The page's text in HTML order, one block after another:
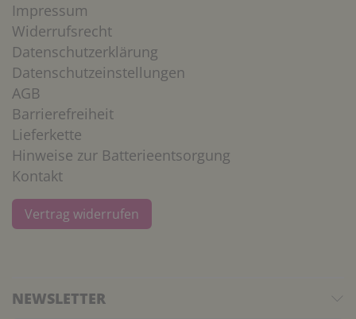
Impressum
Widerrufsrecht
Datenschutzerklärung
Datenschutzeinstellungen
AGB
Barrierefreiheit
Lieferkette
Hinweise zur Batterieentsorgung
Kontakt
Vertrag widerrufen
NEWSLETTER